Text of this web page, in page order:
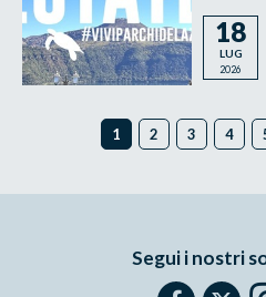
18
LUG
2026
1 2 3 4
Segui i nostri